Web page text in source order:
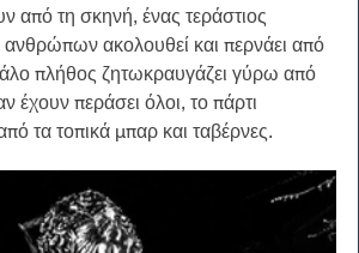
από τη σκηνή, ένας τεράστιος
ακολουθεί και περνάει από
πλήθος ζητωκραυγάζει γύρω από
έχουν περάσει όλοι, το πάρτι
τα τοπικά μπαρ και ταβέρνες.